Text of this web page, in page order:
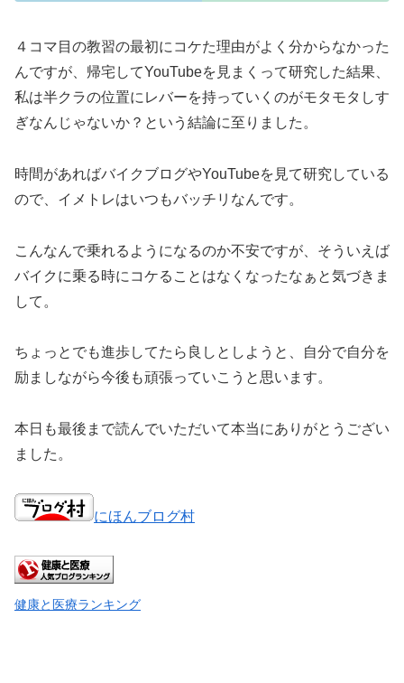
４コマ目の教習の最初にコケた理由がよく分からなかった
んですが、帰宅してYouTubeを見まくって研究した結果、
私は半クラの位置にレバーを持っていくのがモタモタしす
ぎなんじゃないか？という結論に至りました。
時間があればバイクブログやYouTubeを見て研究している
ので、イメトレはいつもバッチリなんです。
こんなんで乗れるようになるのか不安ですが、そういえば
バイクに乗る時にコケることはなくなったなぁと気づきま
して。
ちょっとでも進歩してたら良しとしようと、自分で自分を
励ましながら今後も頑張っていこうと思います。
本日も最後まで読んでいただいて本当にありがとうござい
ました。
にほんブログ村
健康と医療ランキング